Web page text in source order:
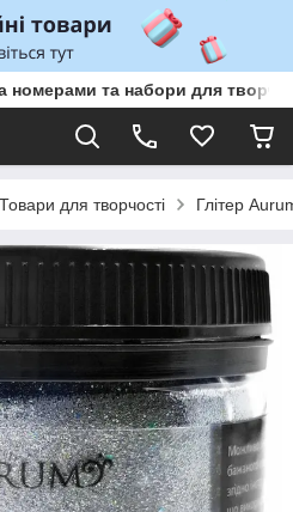
номерами та набори для
Товари для творчості Глітер